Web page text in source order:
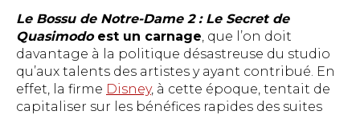
Le Bossu de Notre-Dame 2 : Le Secret de
Quasimodoest un carnage , que l’on doit
davantage à la politique désastreuse du studio
qu’aux talents des artistes y ayant contribué. En
effet, la firme Disney, à cette époque, tentait de
capitaliser sur les bénéfices rapides des suites